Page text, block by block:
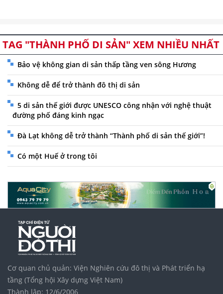
TAG "THÀNH PHỐ DI SẢN" XEM NHIỀU NHẤT
Bảo vệ không gian di sản thấp tầng ven sông Hương
Không dễ để trở thành đô thị di sản
5 di sản thế giới được UNESCO công nhận với nghệ thuật
đường phố đáng kinh ngạc
Đà Lạt không dễ trở thành “Thành phố di sản thế giới”!
Có một Huế ở trong tôi
Cơ quan chủ quản: Viện Nghiên cứu đô thị và Phát triển hạ
tầng (Tổng hội Xây dựng Việt Nam)
Thành lập: 12/6/2006